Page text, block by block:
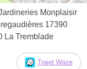
Monplaisir
17390
La Tremblade
Trajet Waze